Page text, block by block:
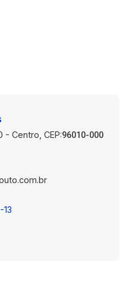
serviço independente
coberta para 2
Sistema de
proporcionando
Sistema de
Iluminação
Ambientes amplos,
posição solar
próxima à Av.
- Centro, CEP:96010-000
13